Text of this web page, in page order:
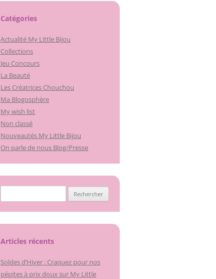
Catégories
Actualité My Little Bijou
Collections
Jeu Concours
La Beauté
Les Créatrices Chouchou
Ma Blogosphère
My wish list
Non classé
Nouveautés My Little Bijou
On parle de nous Blog/Presse
Articles récents
Soldes d’Hiver : Craquez pour nos
pépites à prix doux sur My Little